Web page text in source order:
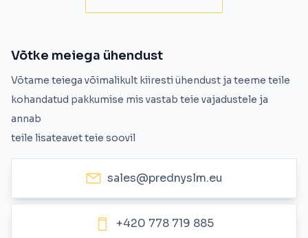
Võtke meiega ühendust
Võtame teiega võimalikult kiiresti ühendust ja teeme teile
kohandatud pakkumise mis vastab teie vajadustele ja
annab
teile lisateavet teie soovil
sales@prednyslm.eu
+420 778 719 885